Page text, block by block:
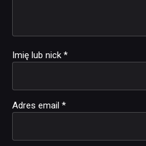
Imię lub nick *
Adres email *